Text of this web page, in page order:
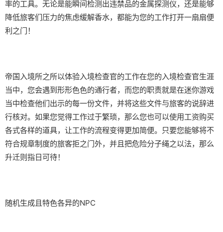
率的工具。无论是能瞬间检测出违禁品的金属探测仪，还是能够
降低旅客们压力的焦虑缓解香水，都能为您的工作打开一扇扇便
利之门！
帝国入境所之所以体验入境检查官的工作在您的入境检查官生涯
当中，您会遇到形形色色的通行者，而您的职责就是在迷你游戏
当中检查他们出示的每一份文件，并将这些文件与旅客的说辞进
行核对。如果您觉得工作过于繁琐，那么您也可以使用工资购买
各式各样的道具，让工作的流程变得更加简便。只要您能够将不
符合规章制度的旅客拒之门外，并且把危险分子绳之以法，那么
升迁则指日可待！
随机生成且特色各异的NPC